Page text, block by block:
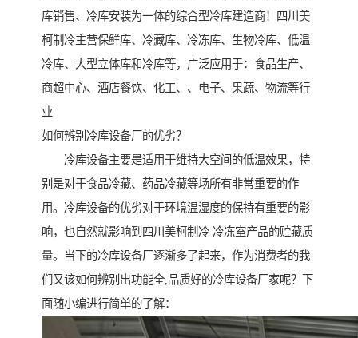
库销售、冷库安装为一体的综合型冷库建造商！四川美
柯制冷主营保鲜库、冷藏库、冷冻库、生物冷库、低温
冷库、大型立体库和冷库等，广泛应用于：食品生产、
商超中心、酒店餐饮、化工、、电子、果蔬、物流等行
业
如何辨别冷库设备厂的优劣？
冷库设备主要是适用于维持大空间的低温效果，特
别是对于食品冷藏、药品冷藏等场所有非常重要的作
用。冷库设备的优劣对于环境温湿度的保持有重要的影
响，也自然就影响到四川美柯制冷 冷冻室产品的贮藏质
量。当下的冷库设备厂逐渐多了起来，作为消费者的我
们又该如何辨别出功能全,品质好的冷库设备厂家呢？下
面随小编进行简单的了解：